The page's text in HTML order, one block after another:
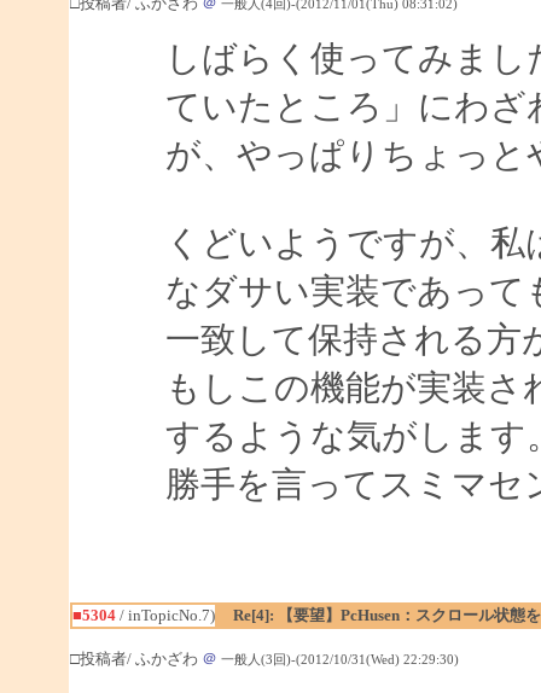
一般人(4回)-(2012/11/01(Thu) 08:31:02)
しばらく使ってみま
ていたところ」にわ
が、やっぱりちょっ
くどいようですが、
なダサい実装であって
一致して保持される方
もしこの機能が実装
するような気がします
勝手を言ってスミマセ
■5304/ inTopicNo.7) Re[4]: 【要望】PcHusen：スクロール状態
□投稿者/ ふかざわ ＠ 一般人(3回)-(2012/10/31(Wed) 22:29:30)